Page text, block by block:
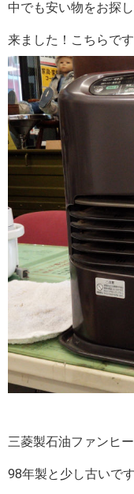
中でも安い物をお探し
来ました！こちらです
三菱製石油ファンヒー
98年製と少し古いで